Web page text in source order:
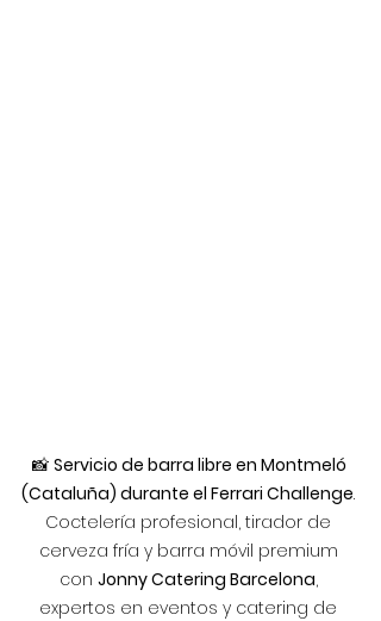
📸 Servicio de barra libre en Montmeló
(Cataluña) durante el Ferrari Challenge.
Coctelería profesional, tirador de
cerveza fría y barra móvil premium
con Jonny Catering Barcelona,
expertos en eventos y catering de